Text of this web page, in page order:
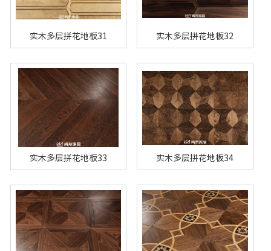
实木多层拼花地板31 实木多层拼花地板32
实木多层拼花地板33 实木多层拼花地板34